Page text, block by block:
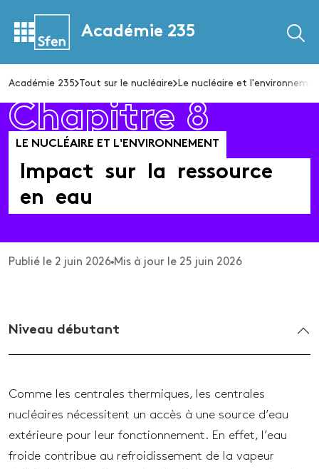
Académie 235
Académie 235 Tout sur le nucléaire Le nucléaire et
LE NUCLÉAIRE ET L'ENVIRONNEMENT
Impact sur la
ressource
en
eau
Chapitre 8
Publié le 2 juin 2026 Mis à jour le 25 juin 2026
Niveau débutant
Comme les centrales thermiques, les centrales
nucléaires nécessitent un accès à une source d’eau
extérieure pour leur fonctionnement. En effet, l’eau
froide contribue au refroidissement de la vapeur